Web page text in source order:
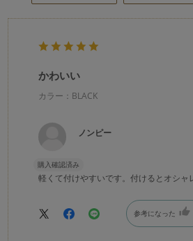
かわいい
カラー：BLACK
ノンピー
購入確認済み
軽くて付けやすいです。付けるとオシャ
参考になった